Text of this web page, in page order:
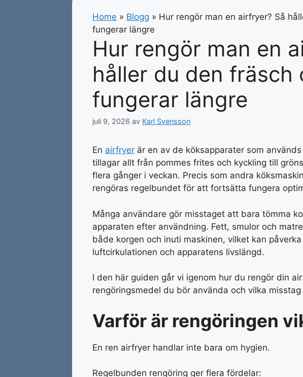
Home » Blogg » Hur rengör man en airfryer? Så
fungerar längre
Hur rengör man en
håller du den fräsch
fungerar längre
juli 9, 2026 av Karl Svensson
En airfryer är en av de köksapparater som
tillagar allt från pommes frites och kyckling till
flera gånger i veckan. Precis som andra
rengöras regelbundet för att fortsätta fungera
Många användare gör misstaget att bara tömma
apparaten efter användning. Fett, smulor och
både korgen och inuti maskinen, vilket kan
luftcirkulationen och apparatens livslängd.
I den här guiden går vi igenom hur du rengör din
rengöringsmedel du bör använda och vilka
Varför är rengöringen
En ren airfryer handlar inte bara om hygien.
Regelbunden rengöring ger flera fördelar: